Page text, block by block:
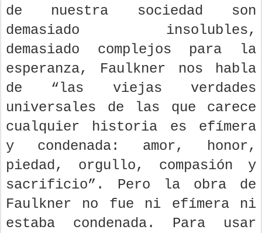
de nuestra sociedad son
demasiado insolubles,
demasiado complejos para la
esperanza, Faulkner nos habla
de “las viejas verdades
universales de las que carece
cualquier historia es efímera
y condenada: amor, honor,
piedad, orgullo, compasión y
sacrificio”. Pero la obra de
Faulkner no fue ni efímera ni
estaba condenada. Para usar